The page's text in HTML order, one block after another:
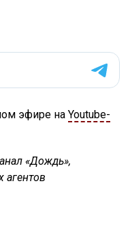
эфире на Youtube-
«Дождь»,
агентов